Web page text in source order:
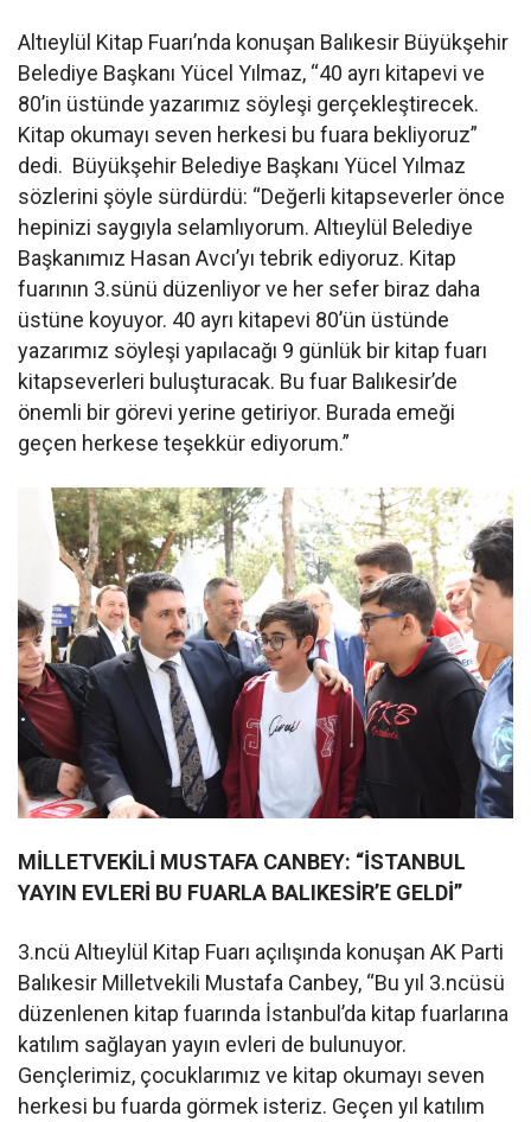
Altıeylül Kitap Fuarı’nda konuşan Balıkesir Büyükşehir
Belediye Başkanı Yücel Yılmaz, “40 ayrı kitapevi ve
80’in üstünde yazarımız söyleşi gerçekleştirecek.
Kitap okumayı seven herkesi bu fuara bekliyoruz”
dedi. Büyükşehir Belediye Başkanı Yücel Yılmaz
sözlerini şöyle sürdürdü: “Değerli kitapseverler önce
hepinizi saygıyla selamlıyorum. Altıeylül Belediye
Başkanımız Hasan Avcı’yı tebrik ediyoruz. Kitap
fuarının 3.sünü düzenliyor ve her sefer biraz daha
üstüne koyuyor. 40 ayrı kitapevi 80’ün üstünde
yazarımız söyleşi yapılacağı 9 günlük bir kitap fuarı
kitapseverleri buluşturacak. Bu fuar Balıkesir’de
önemli bir görevi yerine getiriyor. Burada emeği
geçen herkese teşekkür ediyorum.”
MİLLETVEKİLİ MUSTAFA CANBEY: “İSTANBUL
YAYIN EVLERİ BU FUARLA BALIKESİR’E GELDİ”
3.ncü Altıeylül Kitap Fuarı açılışında konuşan AK Parti
Balıkesir Milletvekili Mustafa Canbey, “Bu yıl 3.ncüsü
düzenlenen kitap fuarında İstanbul’da kitap fuarlarına
katılım sağlayan yayın evleri de bulunuyor.
Gençlerimiz, çocuklarımız ve kitap okumayı seven
herkesi bu fuarda görmek isteriz. Geçen yıl katılım